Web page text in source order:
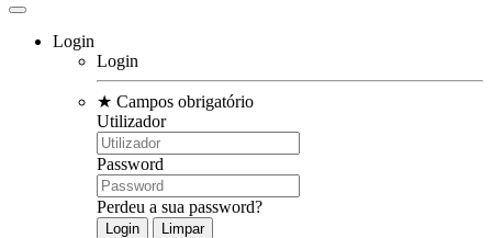
Login
Login
★ Campos obrigatório
Utilizador
Password
Perdeu a sua password?